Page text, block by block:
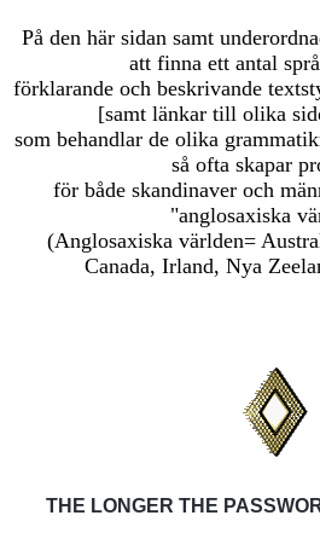
På den här sidan samt
att finna ett antal
förklarande och beskrivande
[samt länkar till olika
som behandlar de olika
så ofta skapar
för både skandinaver och
"anglosaxiska
(Anglosaxiska världen=
Canada, Irland, Nya
LONGER THE PASSWORD,